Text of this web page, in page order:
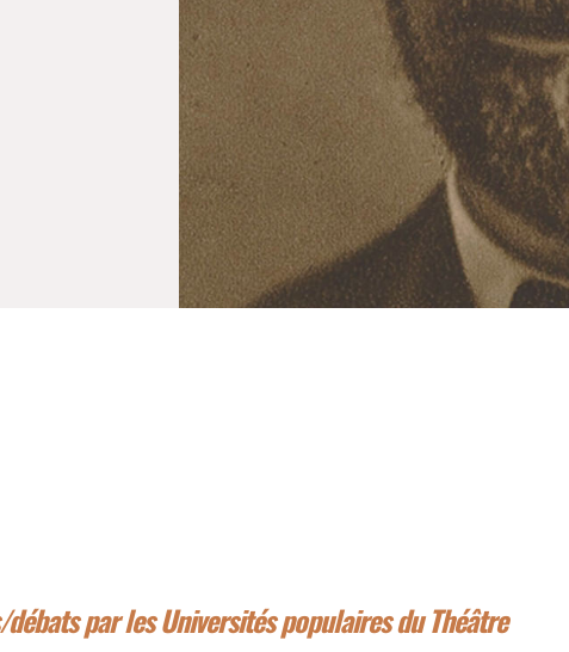
par lesUniversités populaires du Théâtre